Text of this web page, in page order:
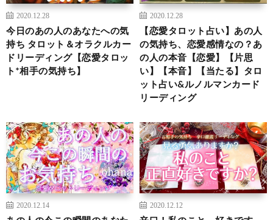
2020.12.28
今日のあの人のあなたへの気
持ち タロット＆オラクルカー
ドリーディング【恋愛タロッ
ト*相手の気持ち】
2020.12.28
【恋愛タロット占い】あの人
の気持ち、恋愛感情なの？あ
の人の本音【恋愛】【片思
い】【本音】【当たる】タロ
ット占い&ルノルマンカード
リーディング
2020.12.14 2020.12.12